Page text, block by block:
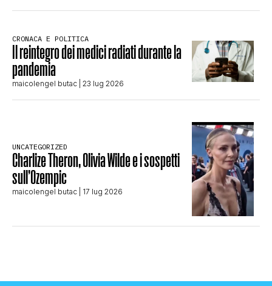
CRONACA E POLITICA
Il reintegro dei medici radiati durante la
pandemia
maicolengel butac | 23 lug 2026
UNCATEGORIZED
Charlize Theron, Olivia Wilde e i sospetti
sull’Ozempic
maicolengel butac | 17 lug 2026